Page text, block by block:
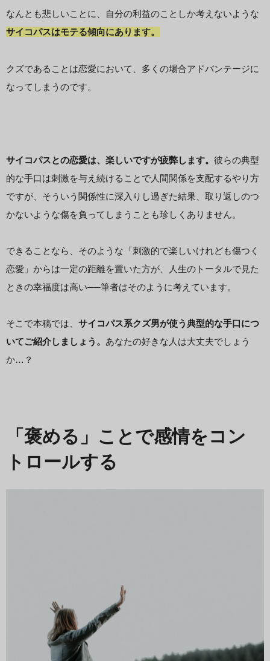
なんとも悲しいことに、自分の利益のことしか考えないような
サイコパスはモテる傾向にあります。
クズであることは恋愛において、多くの場合アドバンテージに
なってしまうのです。
サイコパスとの恋愛は、楽しいですが疲弊します。 彼らの典型
的な手口は刺激を与え続けることで人間関係を支配するやり方
ですが、そういう関係性に深入りし過ぎた結果、取り返しのつ
かないような傷を負ってしまうことも珍しくありません。
できることなら、そのような「刺激的で楽しいけれども傷つく
恋愛」からは一定の距離を置いた方が、人生のトータルで見た
ときの幸福度は高い──筆者はそのように考えています。
そこで本稿では、 サイコパス系クズ男が使う典型的な手口につ
いてご紹介しましょう。 あなたの好きな人は大丈夫でしょう
か…？
「褒める」ことで感情をコン
トロールする